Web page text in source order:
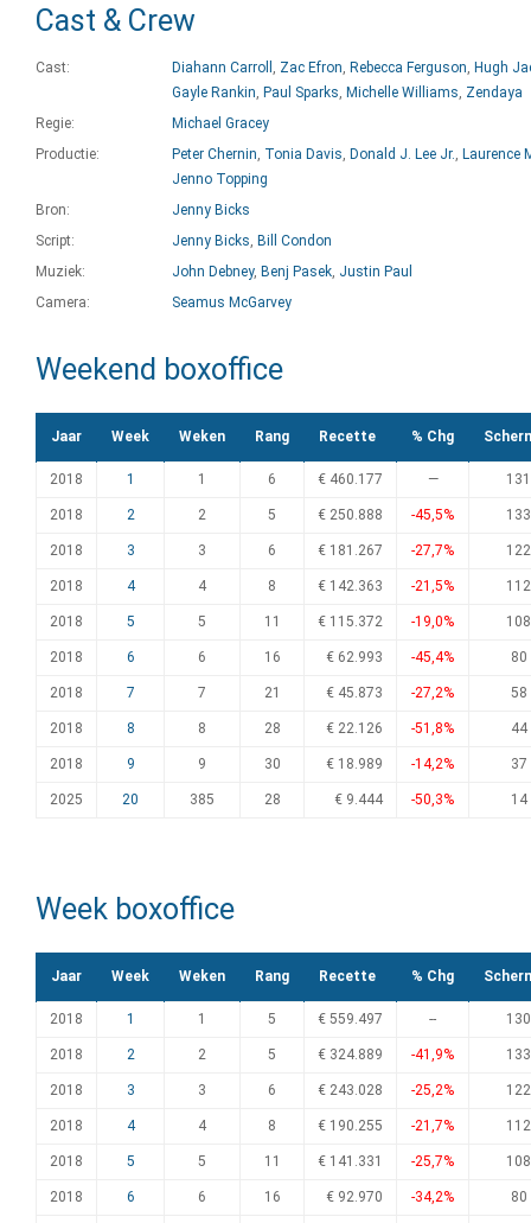
Cast & Crew
Cast: Diahann Carroll , Zac Efron, Rebecca Ferguson, Hugh
Gayle Rankin, Paul Sparks, Michelle Williams, Zendaya
Regie:
Michael Gracey
Productie:
Peter Chernin, Tonia Davis, Donald J. Lee Jr., Laurence
Jenno Topping
Bron:
Jenny Bicks
Script:
Jenny Bicks, Bill Condon
Muziek:
John Debney, Benj Pasek, Justin Paul
Camera:
Seamus McGarvey
Weekend boxoffice
Jaar Week Weken Rang Recette % Chg
2018 1 1 6 € 460.177 — 131
2018 2 2 5 € 250.888 -45,5% 133
2018 3 3 6 € 181.267 -27,7% 122
2018 4 4 8 € 142.363 -21,5% 112
2018 5 5 11 € 115.372 -19,0% 108
2018 6 6 16 € 62.993 -45,4% 80
2018 7 7 21 € 45.873 -27,2% 58
2018 8 8 28 € 22.126 -51,8% 44
2018 9 9 30 € 18.989 -14,2% 37
2025 20 385 28 € 9.444 -50,3% 14
Week boxoffice
Jaar Week Weken Rang Recette % Chg
2018 1 1 5 € 559.497 -- 130
2018 2 2 5 € 324.889 -41,9% 133
2018 3 3 6 € 243.028 -25,2% 122
2018 4 4 8 € 190.255 -21,7% 112
2018 5 5 11 € 141.331 -25,7% 108
2018 6 6 16 € 92.970 -34,2% 80